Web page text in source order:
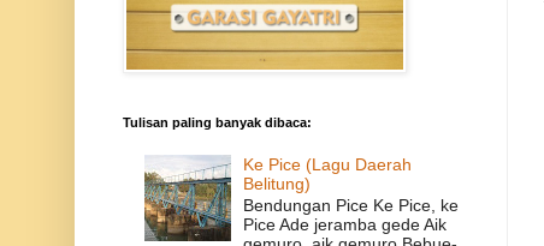
Tulisan paling banyak dibaca:
Ke Pice (Lagu Daerah
Belitung)
Bendungan Pice Ke Pice, ke
Pice Ade jeramba gede Aik